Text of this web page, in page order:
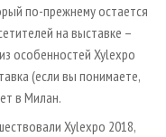
по-прежнему остается
на выставке –
особенностей Xylexpo
(если вы понимаете,
в Милан.
Xylexpo 2018,